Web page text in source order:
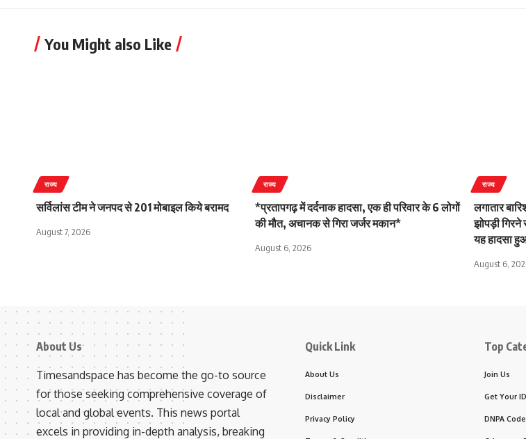
You Might also Like
राज्य
सर्विलांस टीम ने जनपद से 201 मोबाइल किये बरामद
August 7, 2026
राज्य
*प्रतापगढ़ में दर्दनाक हादसा, एक ही परिवार के 6 लोगों
की मौत, अचानक से गिरा जर्जर मकान*
August 6, 2026
राज्य
लगातार
झोपड़ी
यह हादसा
August 6,
About Us
Timesandspace has become the go-to source
for those seeking comprehensive coverage of
local and global events. This news portal
excels in providing in-depth analysis, breaking
Quick Link
About Us
Disclaimer
Privacy Policy
Top
Join Us
Get Your
DNPA